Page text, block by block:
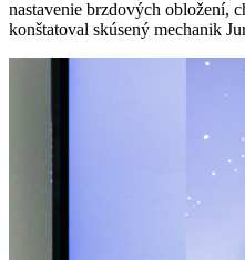
nastavenie brzdových obložení,
konštatoval skúsený mechanik